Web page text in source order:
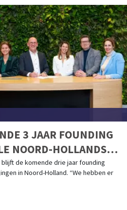
3 JAAR FOUNDING
NOORD-HOLLANDSE
blijft de komende drie jaar founding
in Noord-Holland. “We hebben er